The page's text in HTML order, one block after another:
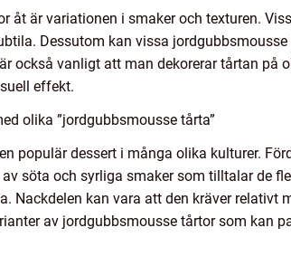
åt är variationen i smaker och texturen.
Dessutom kan vissa
också vanligt att man dekorerar tårtan på
effekt.
olika ”jordgubbsmousse tårta”
populär dessert i många olika kulturer.
söta och syrliga smaker som tilltalar de
Nackdelen kan vara att den kräver relativt
av jordgubbsmousse tårtor som kan